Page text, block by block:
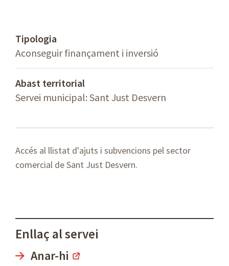
Tipologia
Aconseguir finançament i inversió
Abast territorial
Servei municipal: Sant Just Desvern
Accés al llistat d'ajuts i subvencions pel sector
comercial de Sant Just Desvern.
Enllaç al servei
Anar-hi